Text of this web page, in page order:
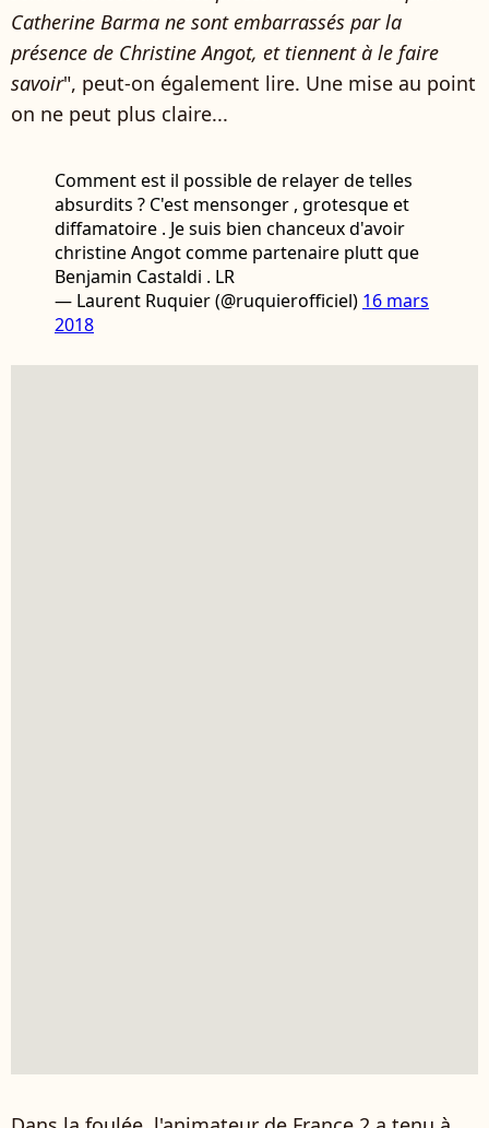
Catherine Barma ne sont embarrassés par la
présence de Christine Angot, et tiennent à le faire
savoir", peut-on également lire. Une mise au point
on ne peut plus claire...
Comment est il possible de relayer de telles
absurdits ? C'est mensonger , grotesque et
diffamatoire . Je suis bien chanceux d'avoir
christine Angot comme partenaire plutt que
Benjamin Castaldi . LR
— Laurent Ruquier (@ruquierofficiel) 16 mars
2018